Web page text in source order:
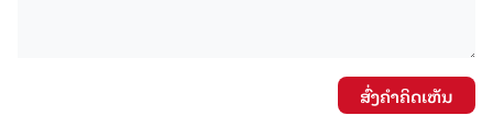
ສົ່ງຄໍາຄິດເຫັນ